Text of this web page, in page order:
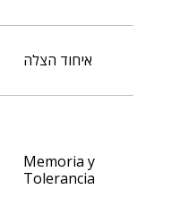
איחוד הצלה
Memoria y
Tolerancia